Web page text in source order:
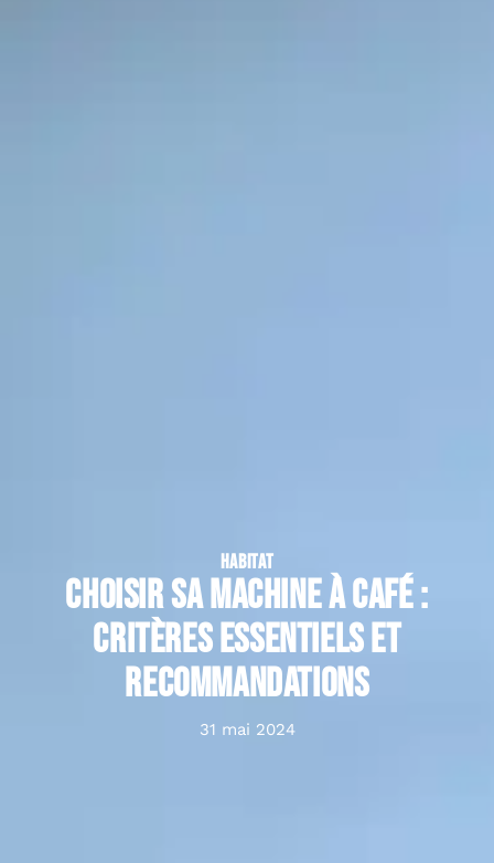
HABITAT
Choisir sa machine à café :
critères essentiels et
recommandations
31 mai 2024